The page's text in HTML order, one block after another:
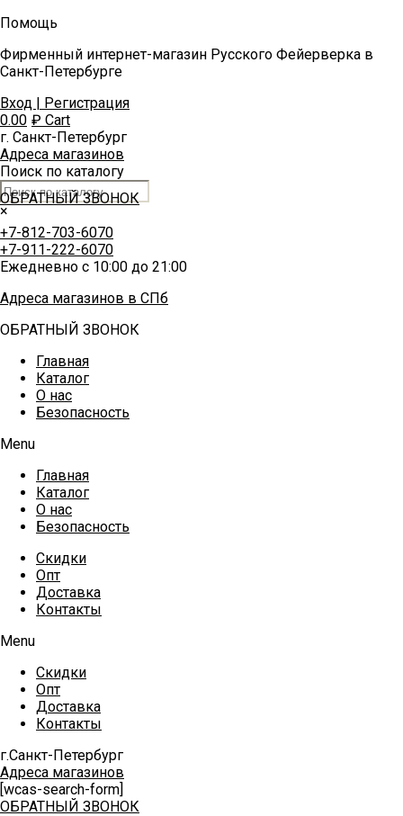
Помощь
Фирменный интернет-магазин Русского Фейерверка в
Санкт-Петербурге
Вход | Регистрация
0.00 ₽ Cart
г. Санкт-Петербург
Адреса магазинов
Поиск по каталогу
×
ОБРАТНЫЙ ЗВОНОК
+7-812-703-6070
+7-911-222-6070
Ежедневно с 10:00 до 21:00
Адреса магазинов в СПб
ОБРАТНЫЙ ЗВОНОК
Главная
Каталог
О нас
Безопасность
Menu
Главная
Каталог
О нас
Безопасность
Скидки
Опт
Доставка
Контакты
Menu
Скидки
Опт
Доставка
Контакты
г.Санкт-Петербург
Адреса магазинов
[wcas-search-form]
ОБРАТНЫЙ ЗВОНОК